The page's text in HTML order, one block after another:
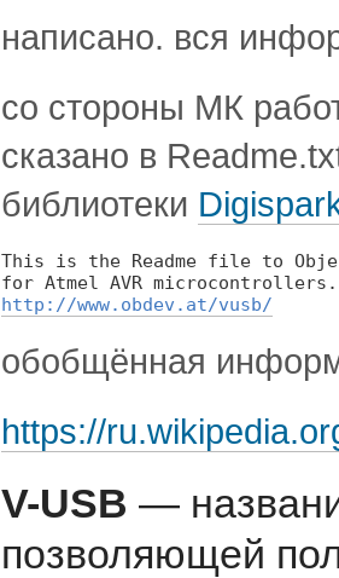
написано. вся
со стороны МК
сказано в
библиотеки
This is the Readme file to
http://www.obdev.at/vusb/
обобщённая
https://
V-USB —
позволяющей